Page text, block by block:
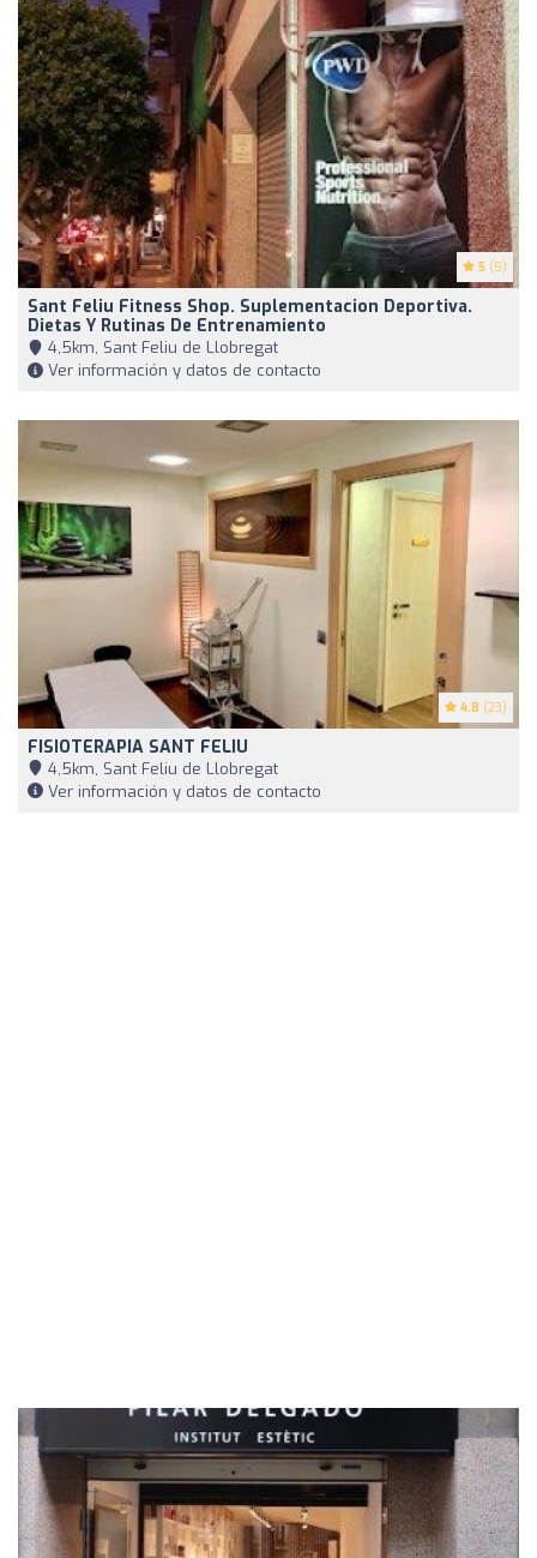
5 (5)
Sant Feliu Fitness Shop. Suplementacion Deportiva.
Dietas Y Rutinas De Entrenamiento
4,5km, Sant Feliu de Llobregat
Ver información y datos de contacto
4.8 (23)
FISIOTERAPIA SANT FELIU
4,5km, Sant Feliu de Llobregat
Ver información y datos de contacto